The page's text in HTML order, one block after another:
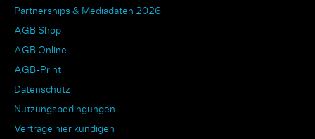
Partnerships & Mediadaten 2026
AGB Shop
AGB Online
AGB-Print
Datenschutz
Nutzungsbedingungen
Verträge hier kündigen